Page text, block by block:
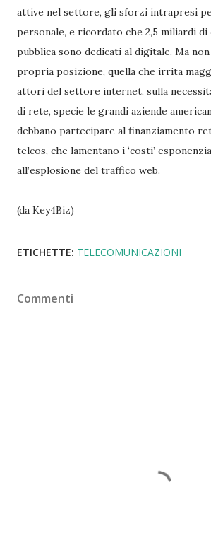
attive nel settore, gli sforzi intrapresi
personale, e ricordato che 2,5 miliardi di
pubblica sono dedicati al digitale. Ma
propria posizione, quella che irrita
attori del settore internet, sulla
di rete, specie le grandi aziende
debbano partecipare al finanziamento
telcos, che lamentano i ‘costi’
all’esplosione del traffico web.
(da Key4Biz)
ETICHETTE: TELECOMUNICAZIONI
Commenti